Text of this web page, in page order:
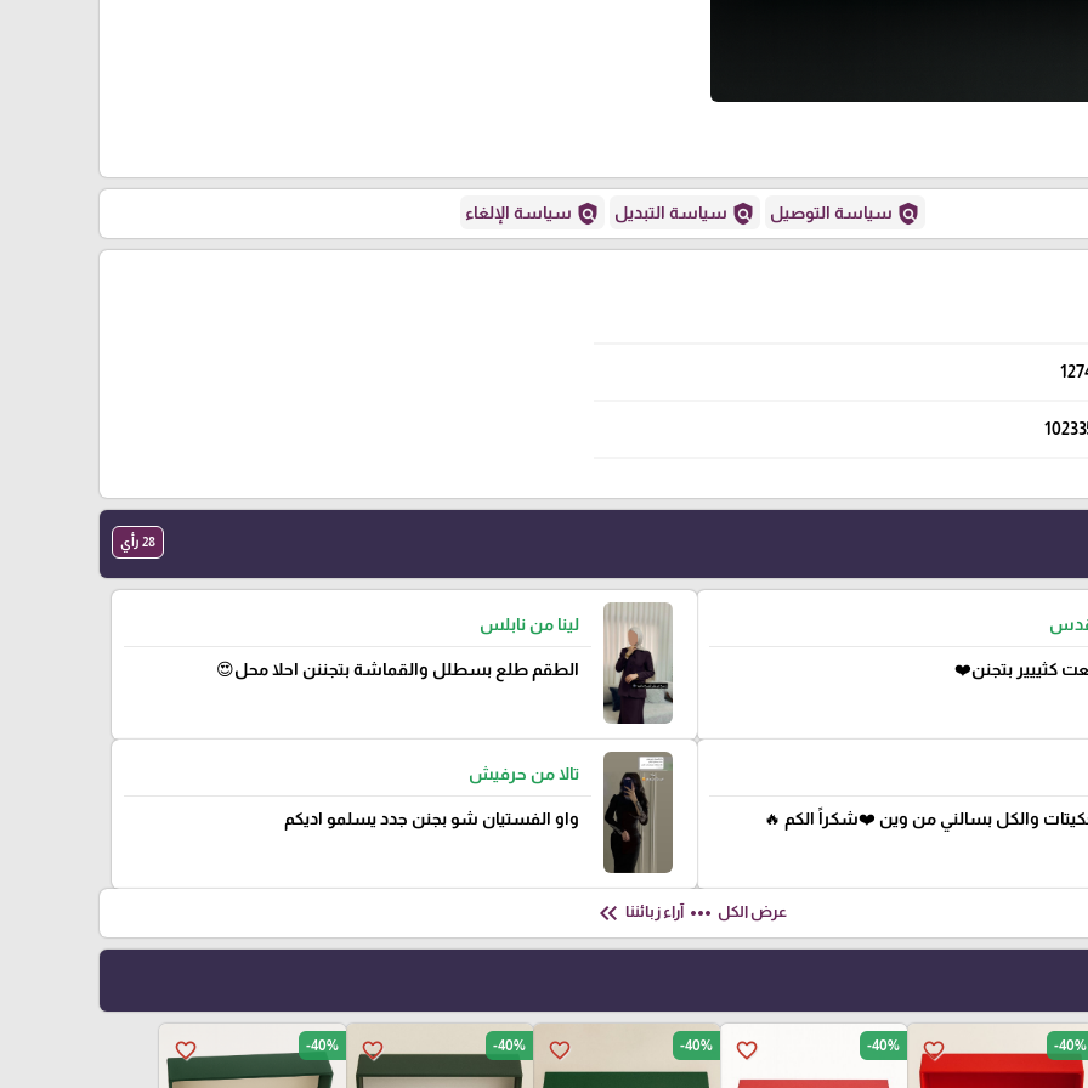
policy سياسة التوصيل policy سياسة التبديل policy سياسة الإلغاء
28 رأي
كثييير بتجنن❤️
لينا من نابلس
الطقم طلع بسطلل والقماشة بتجننن احلا محل😍
والكل بسالني من وين ❤️شكراً الكم 🔥
تالا من حرفيش
واو الفستيان شو بجنن جدد يسلمو اديكم
عرض الكل more_horiz آراء زبائننا keyboard_double_arrow_left
favorite_border -40%
favorite_border -40%
favorite_border -40%
favorite_border -40%
favorite_border -40%